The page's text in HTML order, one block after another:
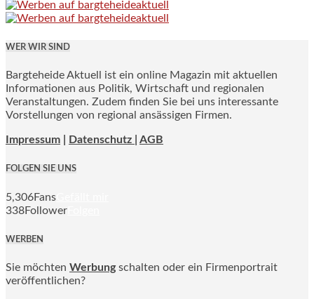
WER WIR SIND
Bargteheide Aktuell ist ein online Magazin mit aktuellen
Informationen aus Politik, Wirtschaft und regionalen
Veranstaltungen. Zudem finden Sie bei uns interessante
Vorstellungen von regional ansässigen Firmen.
Impressum Datenschutz | AGB
FOLGEN SIE UNS
5,306Fans
338Follower
WERBEN
Sie möchten Werbung schalten oder ein Firmenportrait
veröffentlichen?